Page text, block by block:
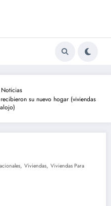
Noticias
su nuevo hogar (viviendas
, Viviendas, Viviendas Para